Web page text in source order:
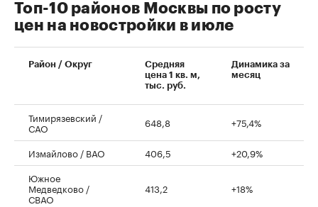
00:00 / 00:00
Топ-10 районов Москвы по росту
цен на новостройки в июле
Район / Округ
Средняя
цена 1 кв. м,
тыс. руб.
Динамика за
месяц
Тимирязевский /
САО 648,8 +75,4%
Измайлово / ВАО 406,5
+20,9%
Южное
Медведково /
СВАО
413,2 +18%